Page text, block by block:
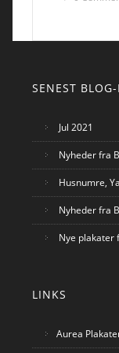
SENEST
Jul 2021
Nyheder fra
Husnumre,
Nyheder fra
Nye plakater
LINKS
Aurea